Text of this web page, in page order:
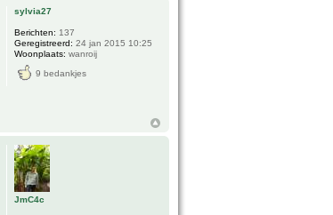
sylvia27
Berichten: 137
Geregistreerd: 24 jan 2015 10:25
Woonplaats: wanroij
9 bedankjes
JmC4c